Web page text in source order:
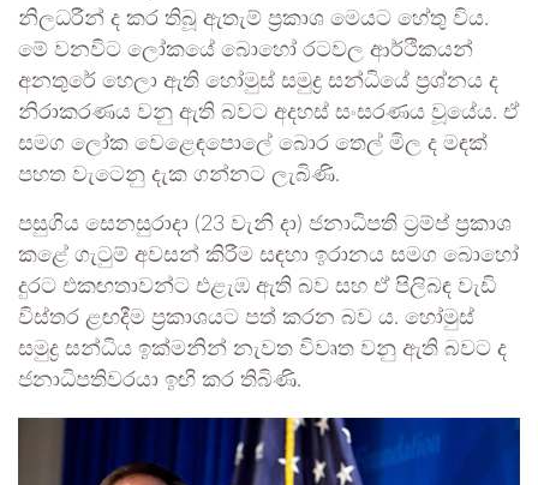
නිලධරීන් ද කර තිබූ ඇතැම් ප්‍රකාශ මෙයට හේතු විය.
මේ වනවිට ලෝකයේ බොහෝ රටවල ආර්ථිකයන්
අනතුරේ හෙලා ඇති හෝමුස් සමුද්‍ර සන්ධියේ ප්‍රශ්නය ද
නිරාකරණය වනු ඇති බවට අදහස් සංසරණය වූයේය. ඒ
සමග ලෝක වෙළෙඳපොලේ බොර තෙල් මිල ද මඳක්
පහත වැටෙනු දැක ගන්නට ලැබිණි.
පසුගිය සෙනසුරාදා (23 වැනි දා) ජනාධිපති ට්‍රම්ප් ප්‍රකාශ
කළේ ගැටුම් අවසන් කිරීම සඳහා ඉරානය සමග බොහෝ
දුරට එකඟතාවන්ට එළැඹ ඇති බව සහ ඒ පිලිබඳ වැඩි
විස්තර ළඟදීම ප්‍රකාශයට පත් කරන බව ය. හෝමුස්
සමුද්‍ර සන්ධිය ඉක්මනින් නැවත විවෘත වනු ඇති බවට ද
ජනාධිපතිවරයා ඉඟි කර තිබිණි.